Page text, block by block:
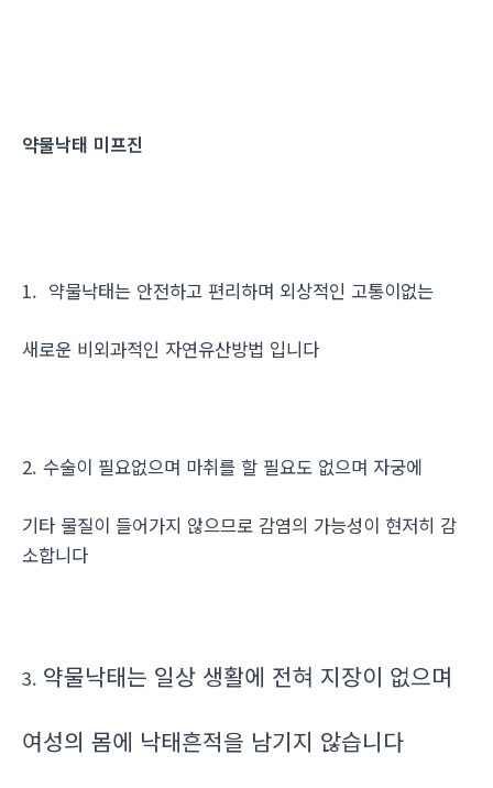
약물낙태 미프진
1. 약물낙태는 안전하고 편리하며 외상적인 고통이없는
새로운 비외과적인 자연유산방법 입니다
2. 수술이 필요없으며 마취를 할 필요도 없으며 자궁에
기타 물질이 들어가지 않으므로 감염의 가능성이 현저히 감
소합니다
3. 약물낙태는 일상 생활에 전혀 지장이 없으며
여성의 몸에 낙태흔적을 남기지 않습니다